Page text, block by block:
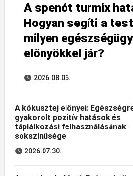
A spenót turmix
Hogyan segíti a
milyen
előnyökkel jár?
2026.08.06.
A kókusztej előnyei:
gyakorolt pozitív hatások és
táplálkozási felhasználásának
sokszínűsége
2026.07.30.